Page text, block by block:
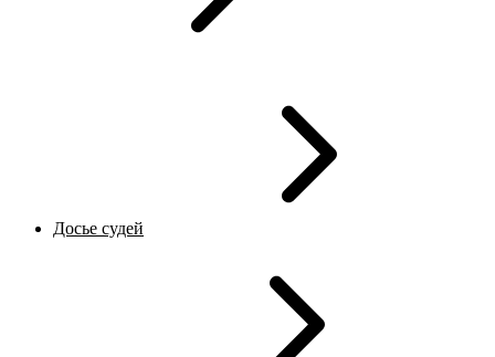
Досье судей